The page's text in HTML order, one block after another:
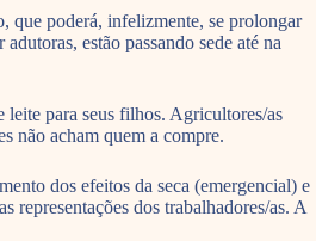
que poderá, infelizmente, se prolongar
estão passando sede até na
leite para seus filhos. Agricultores/as
não acham quem a compre.
dos efeitos da seca (emergencial) e
representações dos trabalhadores/as. A